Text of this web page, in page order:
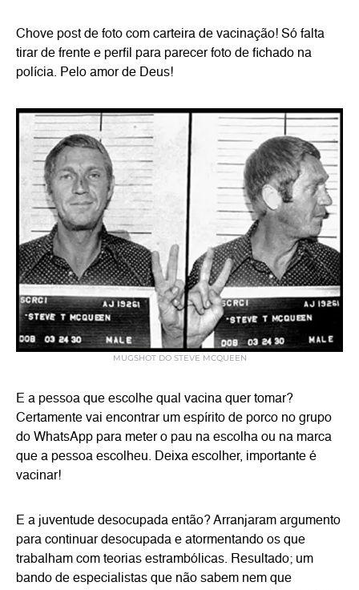
Chove post de foto com carteira de vacinação! Só falta
tirar de frente e perfil para parecer foto de fichado na
polícia. Pelo amor de Deus!
MUGSHOT DO STEVE MCQUEEN
E a pessoa que escolhe qual vacina quer tomar?
Certamente vai encontrar um espírito de porco no grupo
do WhatsApp para meter o pau na escolha ou na marca
que a pessoa escolheu. Deixa escolher, importante é
vacinar!
E a juventude desocupada então? Arranjaram argumento
para continuar desocupada e atormentando os que
trabalham com teorias estrambólicas. Resultado; um
bando de especialistas que não sabem nem que